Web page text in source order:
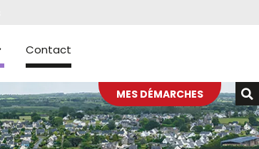
Contact
MES DÉMARCHES